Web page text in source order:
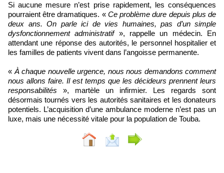
Si aucune mesure n’est prise rapidement, les conséquences
pourraient être dramatiques. « Ce problème dure depuis plus de
deux ans. On parle ici de vies humaines, pas d’un simple
dysfonctionnement administratif», rappelle un médecin. En
attendant une réponse des autorités, le personnel hospitalier et
les familles de patients vivent dans l’angoisse permanente.
« À chaque nouvelle urgence, nous nous demandons comment
nous allons faire. Il est temps que les décideurs prennent leurs
responsabilités », martèle un infirmier. Les regards sont
désormais tournés vers les autorités sanitaires et les donateurs
potentiels. L’acquisition d’une ambulance moderne n’est pas un
luxe, mais une nécessité vitale pour la population de Touba.